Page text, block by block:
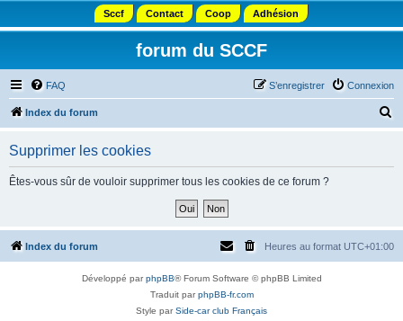
Sccf Contact Coop Adhésion
forum du SCCF
FAQ Connexion
S’enregistrer
Index du forum
h
Supprimer les cookies
Êtes-vous sûr de vouloir supprimer tous les cookies de ce forum ?
Index du forum Heures au format UTC+01:00
Développé parphpBB® Forum Software © phpBB Limited
Traduit parphpBB-fr.com
Style parSide-car club Français